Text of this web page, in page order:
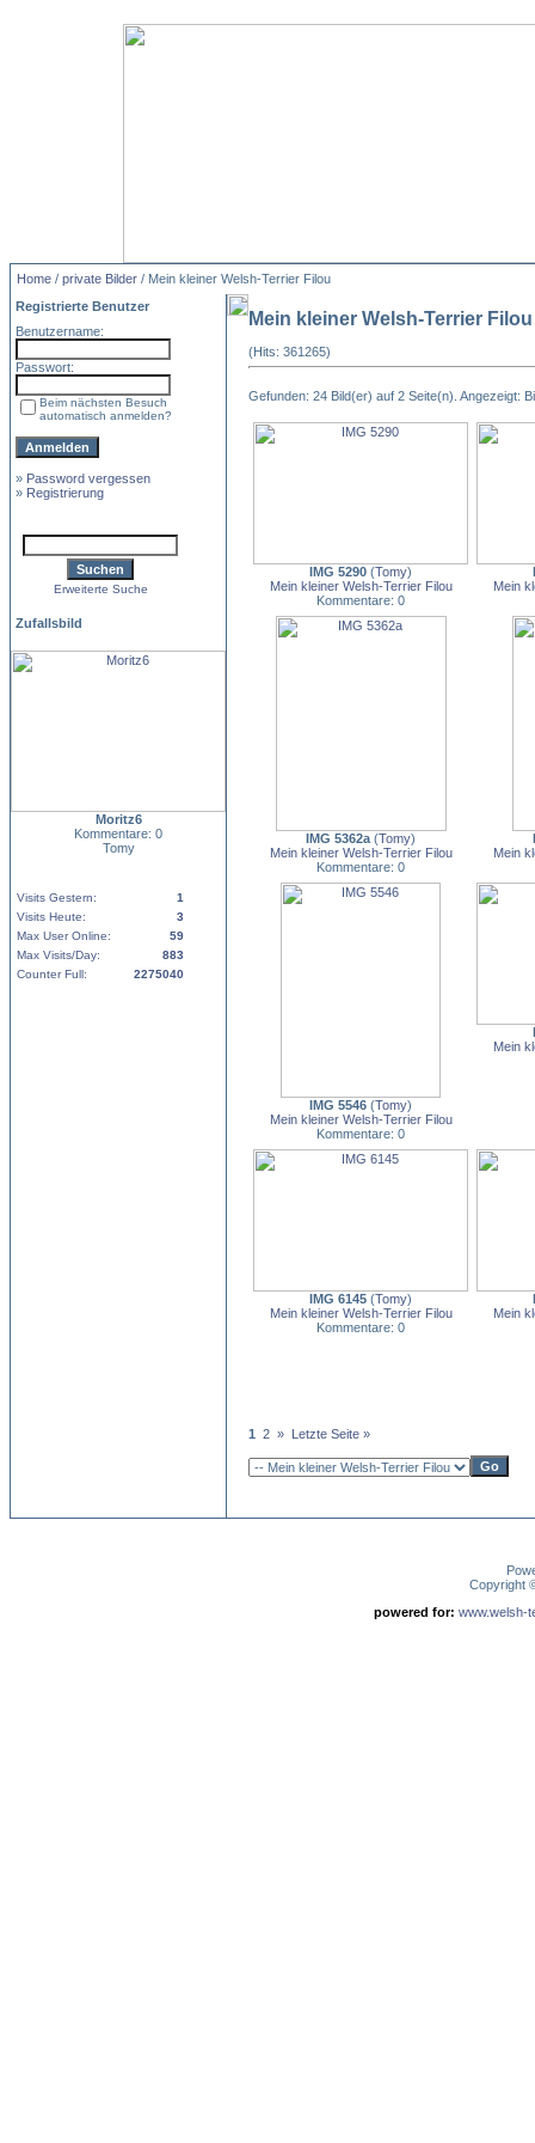
Home / private Bilder / Mein kleiner Welsh-Terrier Filou
Registrierte Benutzer
Benutzername:
Passwort:
Beim nächsten Besuch
automatisch anmelden?
» Password vergessen
» Registrierung
Erweiterte Suche
Zufallsbild
Moritz6
Kommentare: 0
Tomy
Visits Gestern:
1
Visits Heute:
3
Max User Online:
59
Max Visits/Day:
883
Counter Full:
2275040
Mein kleiner Welsh-Terrier Filou
(Hits: 361265)
Gefunden: 24 Bild(er) auf 2 Seite(n). Angezeigt:
IMG 5290 (Tomy)
Mein kleiner Welsh-Terrier Filou
Kommentare: 0
Mein
IMG 5362a (Tomy)
Mein kleiner Welsh-Terrier Filou
Kommentare: 0
Mein
IMG 5546 (Tomy)
Mein kleiner Welsh-Terrier Filou
Kommentare: 0
Mein
IMG 6145 (Tomy)
Mein kleiner Welsh-Terrier Filou
Kommentare: 0
Mein
1 2 » Letzte Seite »
Copyright
powered for: www.welsh-